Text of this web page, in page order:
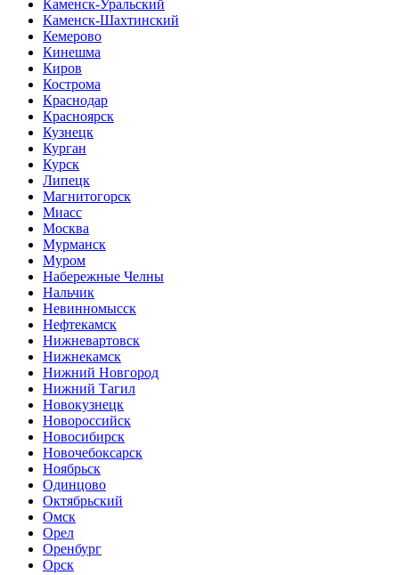
Каменск-Уральский
Каменск-Шахтинский
Кемерово
Кинешма
Киров
Кострома
Краснодар
Красноярск
Кузнецк
Курган
Курск
Липецк
Магнитогорск
Миасс
Москва
Мурманск
Муром
Набережные Челны
Нальчик
Невинномысск
Нефтекамск
Нижневартовск
Нижнекамск
Нижний Новгород
Нижний Тагил
Новокузнецк
Новороссийск
Новосибирск
Новочебоксарск
Ноябрьск
Одинцово
Октябрьский
Омск
Орел
Оренбург
Орск